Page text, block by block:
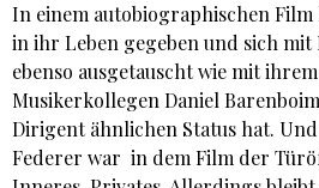
In einem autobiographischen
in ihr Leben gegeben und sich mit
ebenso ausgetauscht wie mit
Musikerkollegen Daniel
Dirigent ähnlichen Status hat.
Federer war in dem Film der